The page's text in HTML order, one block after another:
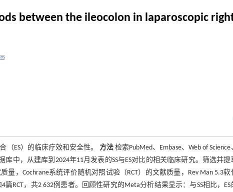
between the ileocolon in laparoscopic
（ES）的临床疗效和安全性。 方法检索PubMed、Embase、Web of Science
中，从建库到2024年11月发表的SS与ES对比的相关临床研究。筛选并提
，Cochrane系统评价随机对照试验（RCT）的文献质量，Rev Man 5.3软
RCT，共2 632例患者。回顾性研究的Meta分析结果显示：与SS相比，ES